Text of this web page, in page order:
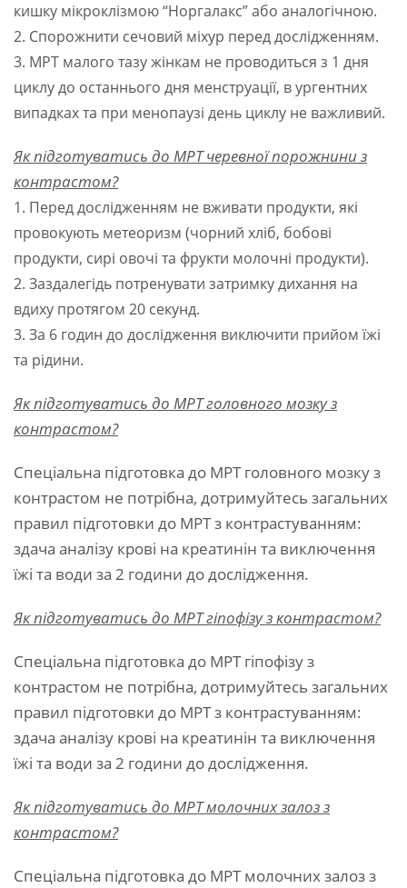
кишку мікроклізмою “Норгалакс” або аналогічною.
2. Спорожнити сечовий міхур перед дослідженням.
3. МРТ малого тазу жінкам не проводиться з 1 дня
циклу до останнього дня менструації, в ургентних
випадках та при менопаузі день циклу не важливий.
Як підготуватись до МРТ черевної порожниниз
контрастом?
1. Перед дослідженням не вживати продукти, які
провокують метеоризм (чорний хліб, бобові
продукти, сирі овочі та фрукти молочні продукти).
2. Заздалегідь потренувати затримку дихання на
вдиху протягом 20 секунд.
3. За 6 годин до дослідження виключити прийом їжі
та рідини.
Як підготуватись до МРТ головного мозкуз
контрастом?
Спеціальна підготовка до МРТ головного мозку з
контрастом не потрібна, дотримуйтесь загальних
правил підготовки до МРТ з контрастуванням:
здача аналізу крові на креатинін та виключення
їжі та води за 2 години до дослідження.
Як підготуватись до МРТ гіпофізу з контрастом?
Спеціальна підготовка до МРТ гіпофізу з
контрастом не потрібна, дотримуйтесь загальних
правил підготовки до МРТ з контрастуванням:
здача аналізу крові на креатинін та виключення
їжі та води за 2 години до дослідження.
Як підготуватись до МРТ молочних залозз
контрастом?
Спеціальна підготовка до МРТ молочних залоз з